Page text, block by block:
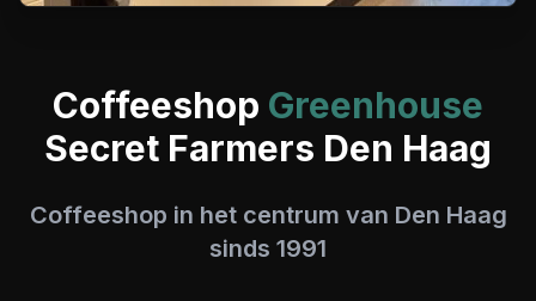
Coffeeshop Greenhouse
Secret Farmers Den Haag
Coffeeshop in het centrum van Den Haag
sinds 1991